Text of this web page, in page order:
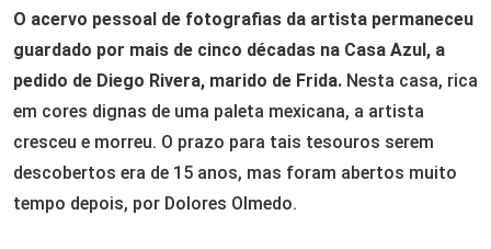
O acervo pessoal de fotografias da artista permaneceu
guardado por mais de cinco décadas na Casa Azul, a
pedido de Diego Rivera, marido de Frida. Nesta casa, rica
em cores dignas de uma paleta mexicana, a artista
cresceu e morreu. O prazo para tais tesouros serem
descobertos era de 15 anos, mas foram abertos muito
tempo depois, por Dolores Olmedo.